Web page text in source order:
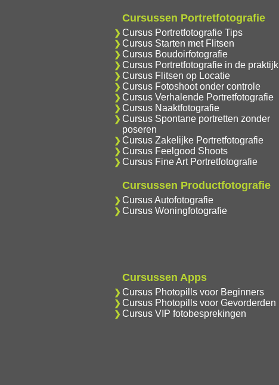
Cursussen Portretfotografie
Cursus Portretfotografie Tips
Cursus Starten met Flitsen
Cursus Boudoirfotografie
Cursus Portretfotografie in de praktijk
Cursus Flitsen op Locatie
Cursus Fotoshoot onder controle
Cursus Verhalende Portretfotografie
Cursus Naaktfotografie
Cursus Spontane portretten zonder
poseren
Cursus Zakelijke Portretfotografie
Cursus Feelgood Shoots
Cursus Fine Art Portretfotografie
Cursussen Productfotografie
Cursus Autofotografie
Cursus Woningfotografie
Cursussen Apps
Cursus Photopills voor Beginners
Cursus Photopills voor Gevorderden
Cursus VIP fotobesprekingen